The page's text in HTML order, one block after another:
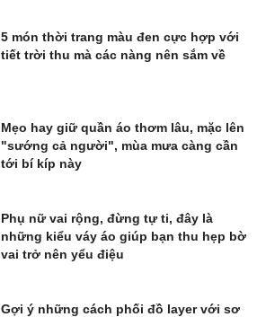
5 món thời trang màu đen cực hợp với
tiết trời thu mà các nàng nên sắm về
Mẹo hay giữ quần áo thơm lâu, mặc lên
"sướng cả người", mùa mưa càng cần
tới bí kíp này
Phụ nữ vai rộng, đừng tự ti, đây là
những kiểu váy áo giúp bạn thu hẹp bờ
vai trở nên yểu điệu
Gợi ý những cách phối đồ layer với sơ